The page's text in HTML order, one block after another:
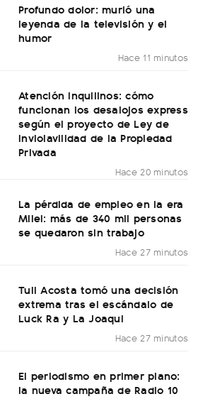
Profundo dolor: murió una
leyenda de la televisión y el
humor
Hace 11 minutos
Atención inquilinos: cómo
funcionan los desalojos express
según el proyecto de Ley de
Inviolavilidad de la Propiedad
Privada
Hace 20 minutos
La pérdida de empleo en la era
Milei: más de 340 mil personas
se quedaron sin trabajo
Hace 27 minutos
Tuli Acosta tomó una decisión
extrema tras el escándalo de
Luck Ra y La Joaqui
Hace 27 minutos
El periodismo en primer plano:
la nueva campaña de Radio 10